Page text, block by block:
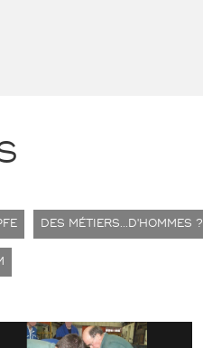
DES MÉTIERS...D'HOMMES ?